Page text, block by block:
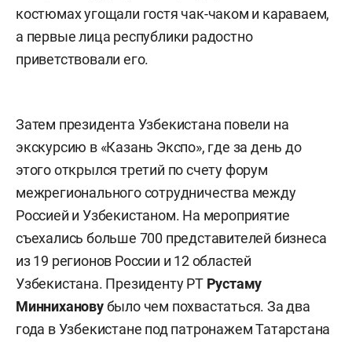
костюмах угощали гостя чак-чаком и караваем,
а первые лица республики радостно
приветствовали его.
Затем президента Узбекистана повели на
экскурсию в «Казань Экспо», где за день до
этого открылся третий по счету форум
межрегионального сотрудничества между
Россией и Узбекистаном. На мероприятие
съехались больше 700 представителей бизнеса
из 19 регионов России и 12 областей
Узбекистана. Президенту РТ Рустаму
Миннихановубыло чем похвастаться. За два
года в Узбекистане под патронажем Татарстана